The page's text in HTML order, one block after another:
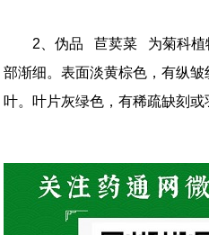
2、伪品 苣荬菜 为菊科植
部渐细。表面淡黄棕色，有纵
叶。叶片灰绿色，有稀疏缺刻